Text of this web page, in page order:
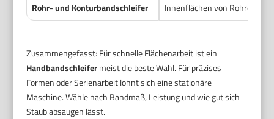
Rohr- und Konturbandschleifer
Innenflächen von Rohren,
Zusammengefasst: Für schnelle Flächenarbeit ist ein
Handbandschleifermeist die beste Wahl. Für präzises
Formen oder Serienarbeit lohnt sich eine stationäre
Maschine. Wähle nach Bandmaß, Leistung und wie gut sich
Staub absaugen lässt.